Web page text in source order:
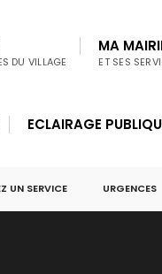
DU VILLAGE
MA
ET SES
ECLAIRAGE
UN SERVICE URGENCES